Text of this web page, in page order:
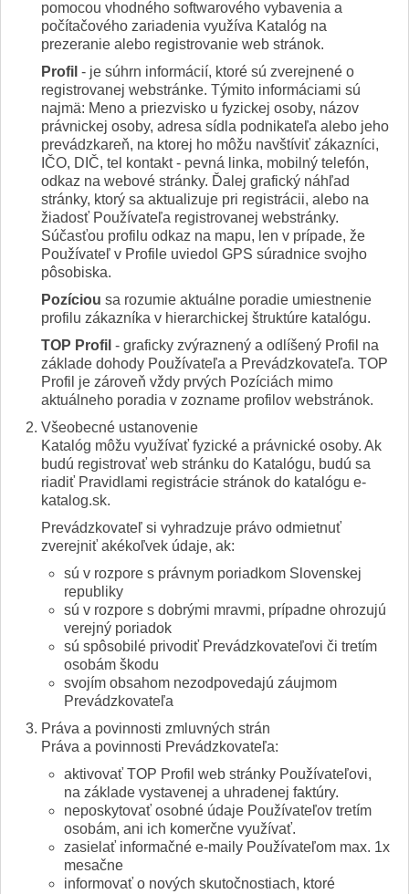
pomocou vhodného softwarového vybavenia a
počítačového zariadenia využíva Katalóg na
prezeranie alebo registrovanie web stránok.
Profil - je súhrn informácií, ktoré sú zverejnené o
registrovanej webstránke. Týmito informáciami sú
najmä: Meno a priezvisko u fyzickej osoby, názov
právnickej osoby, adresa sídla podnikateľa alebo jeho
prevádzkareň, na ktorej ho môžu navštíviť zákazníci,
IČO, DIČ, tel kontakt - pevná linka, mobilný telefón,
odkaz na webové stránky. Ďalej grafický náhľad
stránky, ktorý sa aktualizuje pri registrácii, alebo na
žiadosť Používateľa registrovanej webstránky.
Súčasťou profilu odkaz na mapu, len v prípade, že
Používateľ v Profile uviedol GPS súradnice svojho
pôsobiska.
Pozíciou sa rozumie aktuálne poradie umiestnenie
profilu zákazníka v hierarchickej štruktúre katalógu.
TOP Profil - graficky zvýraznený a odlíšený Profil na
základe dohody Používateľa a Prevádzkovateľa. TOP
Profil je zároveň vždy prvých Pozíciách mimo
aktuálneho poradia v zozname profilov webstránok.
Všeobecné ustanovenie
Katalóg môžu využívať fyzické a právnické osoby. Ak
budú registrovať web stránku do Katalógu, budú sa
riadiť Pravidlami registrácie stránok do katalógu e-
katalog.sk.
Prevádzkovateľ si vyhradzuje právo odmietnuť
zverejniť akékoľvek údaje, ak:
sú v rozpore s právnym poriadkom Slovenskej
republiky
sú v rozpore s dobrými mravmi, prípadne ohrozujú
verejný poriadok
sú spôsobilé privodiť Prevádzkovateľovi či tretím
osobám škodu
svojím obsahom nezodpovedajú záujmom
Prevádzkovateľa
Práva a povinnosti zmluvných strán
Práva a povinnosti Prevádzkovateľa:
aktivovať TOP Profil web stránky Používateľovi,
na základe vystavenej a uhradenej faktúry.
neposkytovať osobné údaje Používateľov tretím
osobám, ani ich komerčne využívať.
zasielať informačné e-maily Používateľom max. 1x
mesačne
informovať o nových skutočnostiach, ktoré